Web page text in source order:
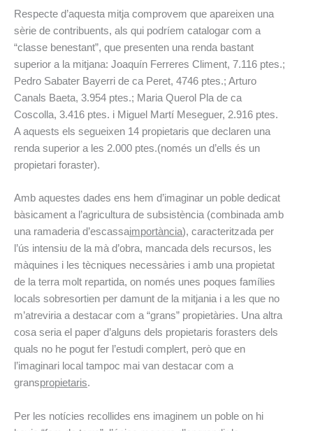
Respecte d’aquesta mitja comprovem que apareixen una
sèrie de contribuents, als qui podríem catalogar com a
“classe benestant”, que presenten una renda bastant
superior a la mitjana: Joaquín Ferreres Climent, 7.116 ptes.;
Pedro Sabater Bayerri de ca Peret, 4746 ptes.; Arturo
Canals Baeta, 3.954 ptes.; Maria Querol Pla de ca
Coscolla, 3.416 ptes. i Miguel Martí Meseguer, 2.916 ptes.
A aquests els segueixen 14 propietaris que declaren una
renda superior a les 2.000 ptes.(només un d’ells és un
propietari foraster).
Amb aquestes dades ens hem d’imaginar un poble dedicat
bàsicament a l’agricultura de subsistència (combinada amb
una ramaderia d’escassaimportància), caracteritzada per
l’ús intensiu de la mà d’obra, mancada dels recursos, les
màquines i les tècniques necessàries i amb una propietat
de la terra molt repartida, on només unes poques famílies
locals sobresortien per damunt de la mitjania i a les que no
m’atreviria a destacar com a “grans” propietàries. Una altra
cosa seria el paper d’alguns dels propietaris forasters dels
quals no he pogut fer l’estudi complert, però que en
l’imaginari local tampoc mai van destacar com a
granspropietaris.
Per les notícies recollides ens imaginem un poble on hi